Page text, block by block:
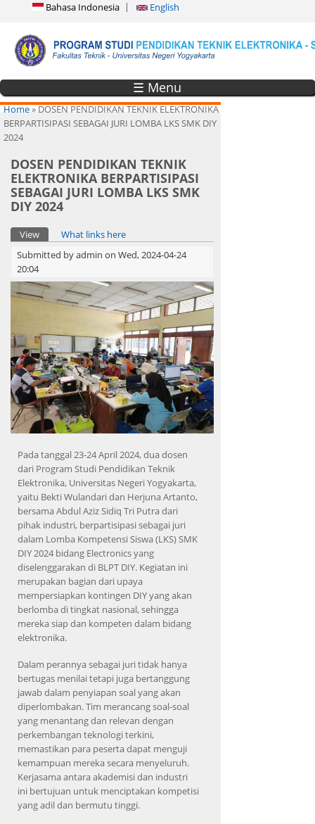
Bahasa Indonesia English
☰ Menu
You are here
Home» DOSEN PENDIDIKAN TEKNIK ELEKTRONIKA
BERPARTISIPASI SEBAGAI JURI LOMBA LKS SMK DIY
2024
DOSEN PENDIDIKAN TEKNIK
ELEKTRONIKA BERPARTISIPASI
SEBAGAI JURI LOMBA LKS SMK
DIY 2024
Primary tabs
View (active tab)
What links here
Submitted byadmin on Wed, 2024-04-24
20:04
Pada tanggal 23-24 April 2024, dua dosen
dari Program Studi Pendidikan Teknik
Elektronika, Universitas Negeri Yogyakarta,
yaitu Bekti Wulandari dan Herjuna Artanto,
bersama Abdul Aziz Sidiq Tri Putra dari
pihak industri, berpartisipasi sebagai juri
dalam Lomba Kompetensi Siswa (LKS) SMK
DIY 2024 bidang Electronics yang
diselenggarakan di BLPT DIY. Kegiatan ini
merupakan bagian dari upaya
mempersiapkan kontingen DIY yang akan
berlomba di tingkat nasional, sehingga
mereka siap dan kompeten dalam bidang
elektronika.
Dalam perannya sebagai juri tidak hanya
bertugas menilai tetapi juga bertanggung
jawab dalam penyiapan soal yang akan
diperlombakan. Tim merancang soal-soal
yang menantang dan relevan dengan
perkembangan teknologi terkini,
memastikan para peserta dapat menguji
kemampuan mereka secara menyeluruh.
Kerjasama antara akademisi dan industri
ini bertujuan untuk menciptakan kompetisi
yang adil dan bermutu tinggi.